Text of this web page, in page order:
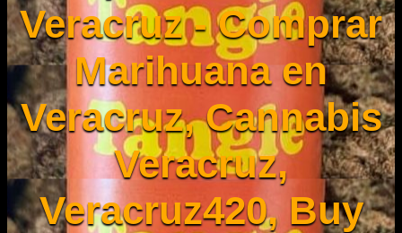
Veracruz - Comprar
Marihuana en
Veracruz, Cannabis
Veracruz,
Veracruz420, Buy